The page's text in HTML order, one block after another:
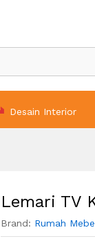
Desain Interior
Lemari TV
Brand: Rumah